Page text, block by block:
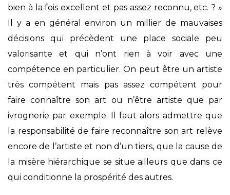
bien à la fois excellent et pas assez reconnu, etc. ? »
Il y a en général environ un millier de mauvaises
décisions qui précèdent une place sociale peu
valorisante et qui n’ont rien à voir avec une
compétence en particulier. On peut être un artiste
très compétent mais pas assez compétent pour
faire connaître son art ou n’être artiste que par
ivrognerie par exemple. Il faut alors admettre que
la responsabilité de faire reconnaître son art relève
encore de l’artiste et non d’un tiers, que la cause de
la misère hiérarchique se situe ailleurs que dans ce
qui conditionne la prospérité des autres.